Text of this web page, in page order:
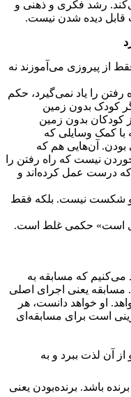
رشد فکری و ذهنی و
قابل دیده شدن نیست.
از پیروزی می‌آموزند نه
رفتن را یاد نمی‌گیرد، حکم
کودک بدون زمین
کودکان بدون زمین
با کمک وسایلی که
بودن. آن‌هایی هم که
نیست که راه رفتن را
که درست عمل کرده‌اند و
و شکست نیست. بلکه فقط
است» حکمی غلط است.
می‌کنیم که مسابقه به
یعنی اجرای اصلی
او خواهد دانست، هر
است برای مسابقه‌ای
آن لذت ببرد و به
باشد. برنده‌بودن یعنی